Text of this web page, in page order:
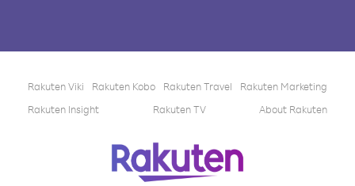
Rakuten Viki Rakuten Kobo Rakuten Travel
Rakuten Marketing
Rakuten Insight
Rakuten TV About Rakuten